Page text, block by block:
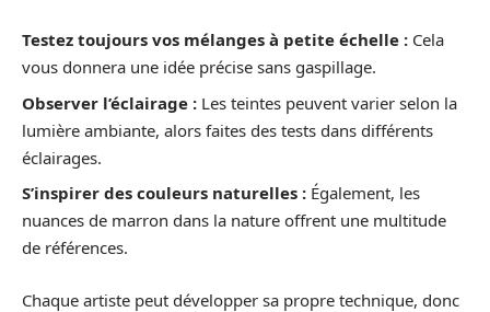
Testez toujours vos mélanges à petite échelle : Cela
vous donnera une idée précise sans gaspillage.
Observer l’éclairage : Les teintes peuvent varier selon la
lumière ambiante, alors faites des tests dans différents
éclairages.
S’inspirer des couleurs naturelles : Également, les
nuances de marron dans la nature offrent une multitude
de références.
Chaque artiste peut développer sa propre technique, donc